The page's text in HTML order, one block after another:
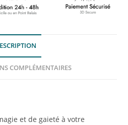
COMPLÉMENTAIRES
et de gaieté à votre